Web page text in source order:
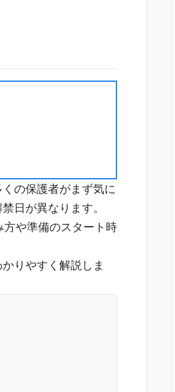
の保護者がまず気に
日が異なります。
方や準備のスタート時
りやすく解説しま